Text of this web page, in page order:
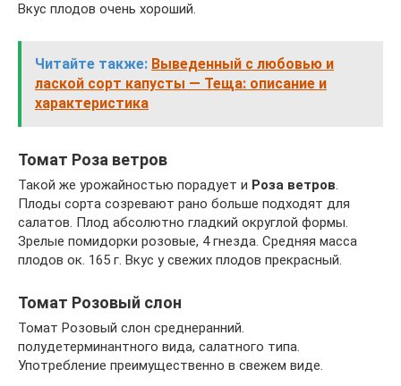
Вкус плодов очень хороший.
Читайте также: Выведенный с любовью и
лаской сорт капусты — Теща: описание и
характеристика
Томат Роза ветров
Такой же урожайностью порадует и Роза ветров.
Плоды сорта созревают рано больше подходят для
салатов. Плод абсолютно гладкий округлой формы.
Зрелые помидорки розовые, 4 гнезда. Средняя масса
плодов ок. 165 г. Вкус у свежих плодов прекрасный.
Томат Розовый слон
Томат Розовый слон среднеранний.
полудетерминантного вида, салатного типа.
Употребление преимущественно в свежем виде.